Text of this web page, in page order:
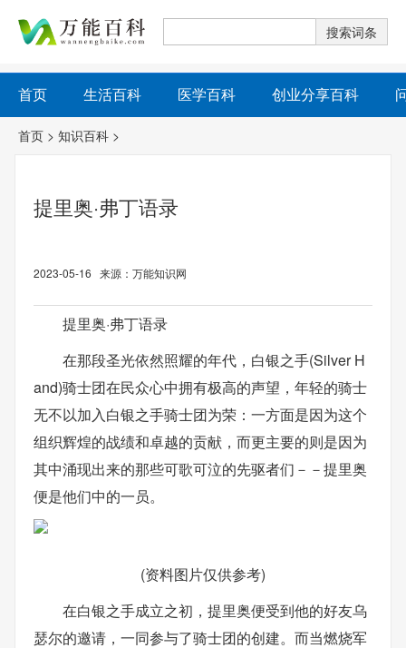
首页 生活百科 医学百科 创业分享百科
首页 > 知识百科 >
提里奥·弗丁语录
2023-05-16 来源：万能知识网
提里奥·弗丁语录
在那段圣光依然照耀的年代，白银之手(Silver H
and)骑士团在民众心中拥有极高的声望，年轻的骑士
无不以加入白银之手骑士团为荣：一方面是因为这个
组织辉煌的战绩和卓越的贡献，而更主要的则是因为
其中涌现出来的那些可歌可泣的先驱者们－－提里奥
便是他们中的一员。
(资料图片仅供参考)
在白银之手成立之初，提里奥便受到他的好友乌
瑟尔的邀请，一同参与了骑士团的创建。而当燃烧军